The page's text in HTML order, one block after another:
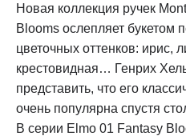
Новая коллекция ручек
Blooms ослепляет букетом
цветочных оттенков: ирис,
крестовидная… Генрих
представить, что его
очень популярна спустя
В серии Elmo 01 Fantasy